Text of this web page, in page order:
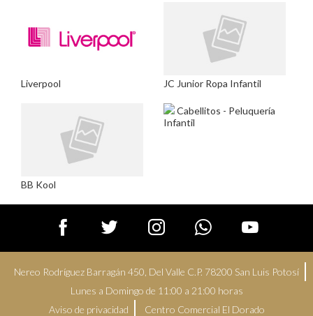
Liverpool JC Junior Ropa Infantil
BB Kool
Cabellitos - Peluquería
Infantil
Nereo Rodríguez Barragán 450, Del Valle C.P. 78200 San Luis Potosí
Lunes a Domingo de 11:00 a 21:00 horas
Aviso de privacidad
Centro Comercial El Dorado